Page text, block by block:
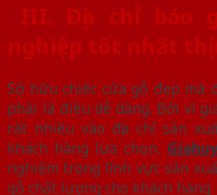
III. Địa chỉ báo
nghiệp tốt nhất
Sở hữu chiếc cửa gỗ đẹp mà
phải là điều dễ dàng. Bởi vì
rất nhiều vào địa chỉ sản
khách hàng lựa chọn.
nghiệm trong lĩnh vực sản
gỗ chất lượng cho khách hàng.